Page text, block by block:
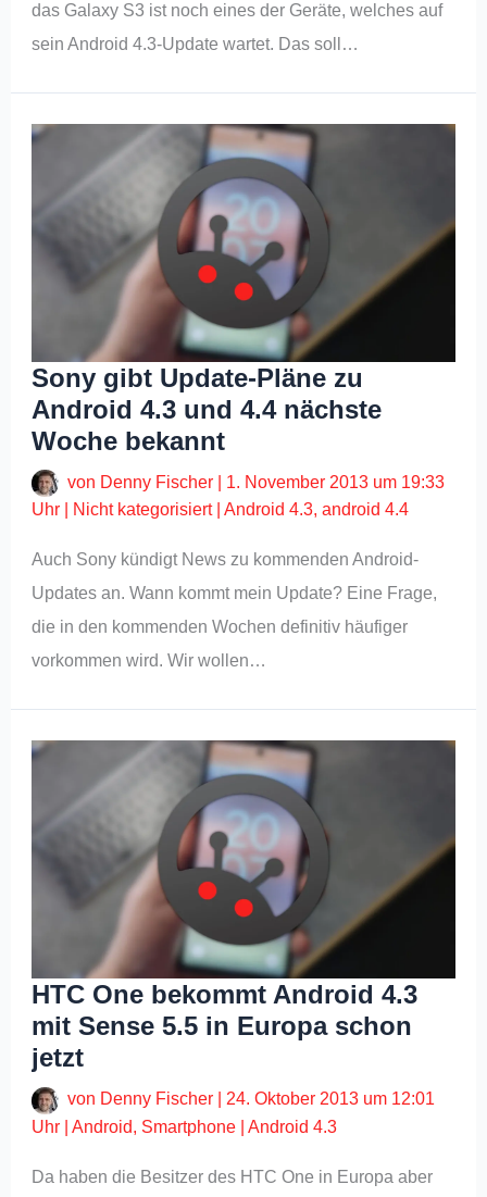
das Galaxy S3 ist noch eines der Geräte, welches auf
sein Android 4.3-Update wartet. Das soll…
Sony gibt Update-Pläne zu
Android 4.3 und 4.4 nächste
Woche bekannt
von Denny Fischer
1. November 2013 um 19:33
Uhr
Nicht kategorisiert|Android 4.3,android 4.4
Auch Sony kündigt News zu kommenden Android-
Updates an. Wann kommt mein Update? Eine Frage,
die in den kommenden Wochen definitiv häufiger
vorkommen wird. Wir wollen…
HTC One bekommt Android 4.3
mit Sense 5.5 in Europa schon
jetzt
von Denny Fischer |24. Oktober 2013 um 12:01
Uhr |Android, Smartphone |Android 4.3
Da haben die Besitzer des HTC One in Europa aber